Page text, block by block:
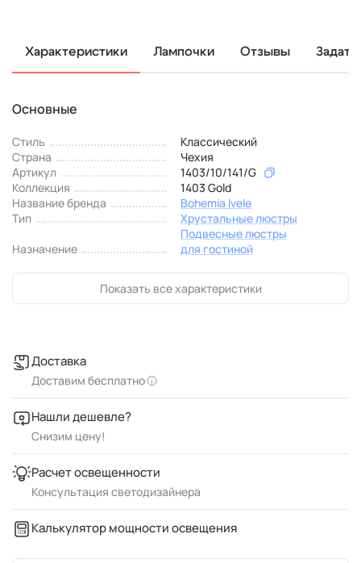
Характеристики Лампочки Отзывы
Основные
Стиль
Классический
Страна
Чехия
Артикул
1403/10/141/G
Коллекция
1403 Gold
Название бренда
Bohemia Ivele
Тип
Хрустальные люстры
Подвесные люстры
Назначение
для гостиной
Показать все характеристики
Доставка
Доставим бесплатно
Нашли дешевле?
Снизим цену!
Расчет освещенности
Консультация светодизайнера
Калькулятор мощности освещения